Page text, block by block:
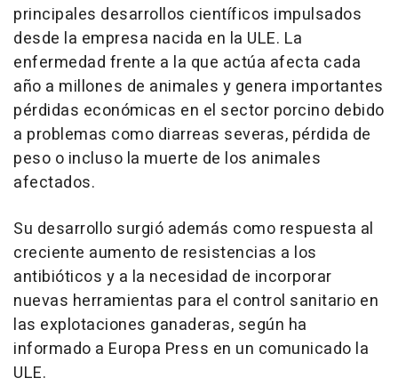
principales desarrollos científicos impulsados
desde la empresa nacida en la ULE. La
enfermedad frente a la que actúa afecta cada
año a millones de animales y genera importantes
pérdidas económicas en el sector porcino debido
a problemas como diarreas severas, pérdida de
peso o incluso la muerte de los animales
afectados.
Su desarrollo surgió además como respuesta al
creciente aumento de resistencias a los
antibióticos y a la necesidad de incorporar
nuevas herramientas para el control sanitario en
las explotaciones ganaderas, según ha
informado a Europa Press en un comunicado la
ULE.